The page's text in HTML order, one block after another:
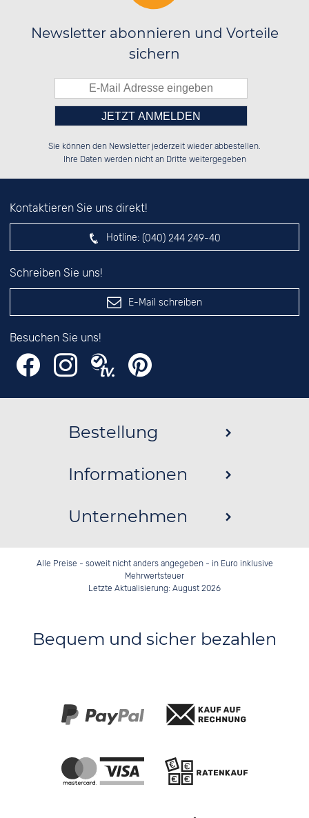
Newsletter abonnieren und Vorteile
sichern
██░░██░░██░░██░░░░░░██░░██░░██░░
██████░░██████░░░░████░░██████░░
░░░░██░░░░░░██░░██░░░░░░░░░░██░░
Bitte tragen Sie die Zahl in
das nebenstehende Feld ein.
Sie können den Newsletter jederzeit wieder abbestellen.
Ihre Daten werden nicht an Dritte weitergegeben
Kontaktieren Sie uns direkt!
Hotline: (040) 244 249-40
Schreiben Sie uns!
E-Mail schreiben
Besuchen Sie uns!
Bestellung
Informationen
Unternehmen
Alle Preise - soweit nicht anders angegeben - in Euro inklusive
Mehrwertsteuer
Letzte Aktualisierung: August 2026
Bequem und sicher bezahlen